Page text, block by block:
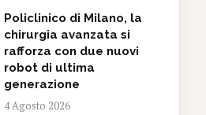
Policlinico di Milano, la
chirurgia avanzata si
rafforza con due nuovi
robot di ultima
generazione
4 Agosto 2026